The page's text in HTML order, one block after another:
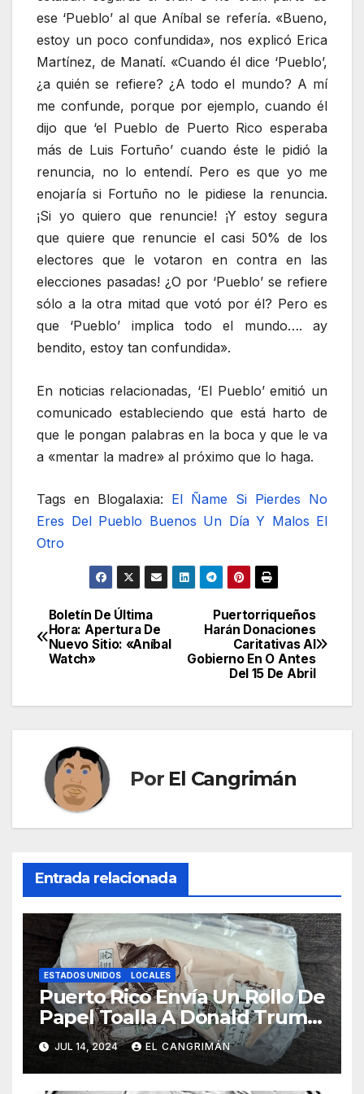
ese ‘Pueblo’ al que Aníbal se refería. «Bueno,
estoy un poco confundida», nos explicó Erica
Martínez, de Manatí. «Cuando él dice ‘Pueblo’,
¿a quién se refiere? ¿A todo el mundo? A mí
me confunde, porque por ejemplo, cuando él
dijo que ‘el Pueblo de Puerto Rico esperaba
más de Luis Fortuño’ cuando éste le pidió la
renuncia, no lo entendí. Pero es que yo me
enojaría si Fortuño no le pidiese la renuncia.
¡Si yo quiero que renuncie! ¡Y estoy segura
que quiere que renuncie el casi 50% de los
electores que le votaron en contra en las
elecciones pasadas! ¿O por ‘Pueblo’ se refiere
sólo a la otra mitad que votó por él? Pero es
que ‘Pueblo’ implica todo el mundo…. ay
bendito, estoy tan confundida».
En noticias relacionadas, ‘El Pueblo’ emitió un
comunicado estableciendo que está harto de
que le pongan palabras en la boca y que le va
a «mentar la madre» al próximo que lo haga.
Tags en Blogalaxia: El Ñame Si Pierdes No
Eres Del Pueblo Buenos Un Día Y Malos El
Otro
Navegación
de
Puertorriqueños
Harán Donaciones
Caritativas Al
Gobierno En O Antes
Del 15 De Abril
Boletín De Última
Hora: Apertura De
Nuevo Sitio: «Aníbal
Watch»
Por El Cangrimán
Entrada relacionada
ESTADOS UNIDOS LOCALES
Puerto Rico Envía Un Rollo De
Papel Toalla A Donald Trump
Pa’ Que Use Las Hojas De
Curita
JUL 14, 2024 EL CANGRIMÁN